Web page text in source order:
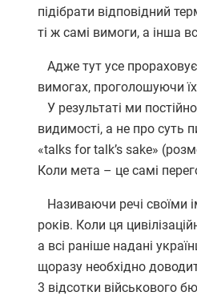
підібрати відповідний
ті ж самі вимоги, а інша
Адже тут усе
вимогах, проголошуючи
У результаті ми
видимості, а не про суть
«talks for talk’s sake»
Коли мета – це самі
Називаючи речі своїми
років. Коли ця
а всі раніше надані
щоразу необхідно
3 відсотки військового